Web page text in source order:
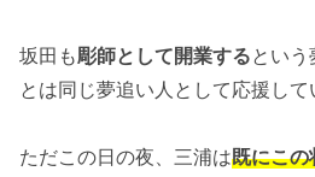
坂田も彫師として開業するという
とは同じ夢追い人として応援して
ただこの日の夜、三浦は既にこの